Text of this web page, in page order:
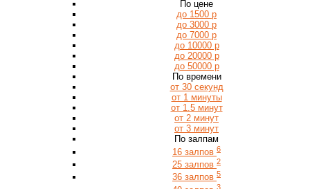
По цене
до 1500 р
до 3000 р
до 7000 р
до 10000 р
до 20000 р
до 50000 р
По времени
от 30 секунд
от 1 минуты
от 1.5 минут
от 2 минут
от 3 минут
По залпам
16 залпов 6
25 залпов 2
36 залпов 5
3